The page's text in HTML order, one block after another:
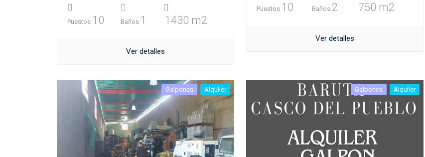
Puestos 10 Baños 1 1430 m2
Ver detalles
Puestos 10 Baños 2 750 m2
Ver detalles
Galpones Alquiler Galpones Alquiler